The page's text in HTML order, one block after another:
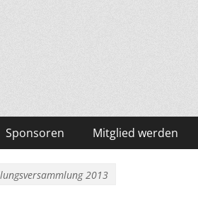
Sponsoren Mitglied werden
2013